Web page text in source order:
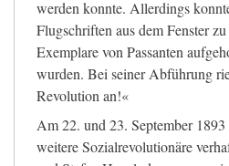
werden konnte. Allerdings
Flugschriften aus dem Fenster
Exemplare von Passanten
wurden. Bei seiner Abführung
Revolution an!«
Am 22. und 23. September
weitere Sozialrevolutionäre